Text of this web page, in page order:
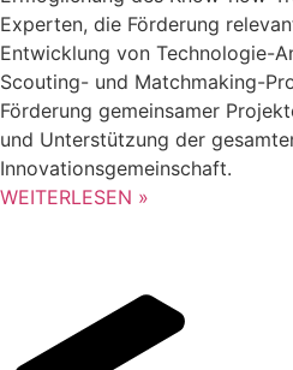
Experten, die Förderung
Entwicklung von Technologie-
Scouting- und Matchmaking-
Förderung gemeinsamer
und Unterstützung der
Innovationsgemeinschaft.
WEITERLESEN »